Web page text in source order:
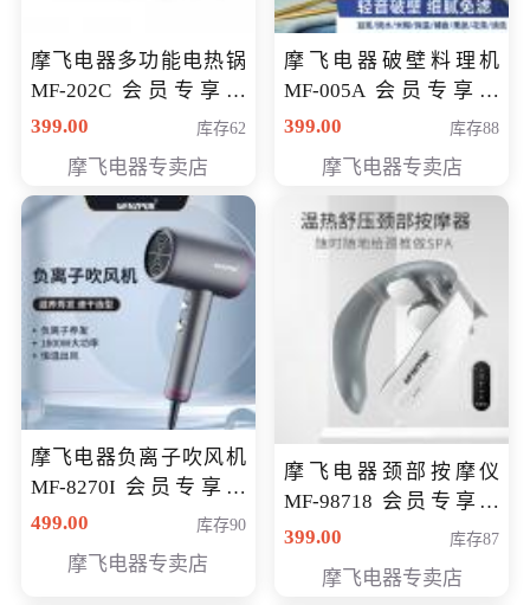
摩飞电器多功能电热锅
MF-202C 会员专享价
269元
399.00 库存62
摩飞电器专卖店
摩飞电器破壁料理机
MF-005A 会员专享价
198元
399.00 库存88
摩飞电器专卖店
摩飞电器负离子吹风机
MF-8270I 会员专享价
369元
499.00 库存90
摩飞电器专卖店
摩飞电器颈部按摩仪
MF-98718 会员专享价
299元
399.00 库存87
摩飞电器专卖店